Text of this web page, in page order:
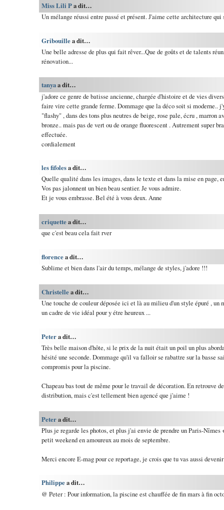
Miss Lili Pa dit…
Un mélange réussi entre passé et présent. J'aime cette architecture qui
Gribouillea dit…
Une belle adresse de plus qui fait rêver...Que de goûts et de talents
rénovation...
tanyaa dit…
j'adore ce genre de batisse ancienne, chargée d'histoire et de vies
faire vire cette grande ferme. Dommage que la déco soit si moderne..
"flashy" , dans des tons plus neutres de beige, rose pale, écru , marron
bronze.. mais pas de vert ou de orange fluorescent . Autrement super
effectuée.
cordialement
les fifolesa dit…
Quelle qualité dans les images, dans le texte et dans la mise en page,
Vos pas jalonnent un bien beau sentier. Je vous admire.
Et je vous embrasse. Bel été à vous deux. Anne
criquettea dit…
que c'est beau cela fait rver
florencea dit…
Sublime et bien dans l'air du temps, mélange de styles, j'adore !!!
Christellea dit…
Une touche de couleur déposée ici et là au milieu d'un style épuré ,
un cadre de vie idéal pour y étre heureux ...
Petera dit…
Très belle maison d'hôte, si le prix de la nuit était un poil un plus
hésité une seconde. Dommage qu'il va falloir se rabattre sur la basse
compromis pour la piscine.
Chapeau bas tout de même pour le travail de décoration. En retrouve
distribution, mais c'est tellement bien agencé que j'aime !
Petera dit…
Plus je regarde les photos, et plus j'ai envie de prendre un Paris-
petit weekend en amoureux au mois de septembre.
Merci encore E-mag pour ce reportage, je crois que tu vas aussi
Philippea dit…
@ Peter : Pour information, la piscine est chauffée de fin mars à fin